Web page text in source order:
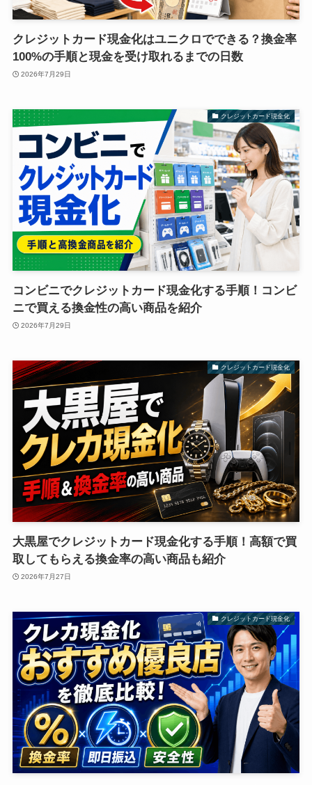
クレジットカード現金化はユニクロでできる？換金率
100%の手順と現金を受け取れるまでの日数
2026年7月29日
クレジットカード現金化
コンビニでクレジットカード現金化する手順！コンビ
ニで買える換金性の高い商品を紹介
2026年7月29日
クレジットカード現金化
大黒屋でクレジットカード現金化する手順！高額で買
取してもらえる換金率の高い商品も紹介
2026年7月27日
クレジットカード現金化